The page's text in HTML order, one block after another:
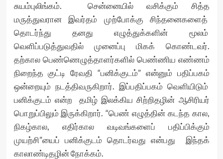
சுயம்புலிங்கம். சென்னையில் வசிக்கும் சித்த
மருத்துவரான இவர்தம் முற்போக்கு சிந்தனைகளைத்
தொடர்ந்து தனது எழுத்துக்களின் மூலம்
வெளிப்படுத்துவதில் முனைப்பு மிகக் கொண்டவர்.
தற்கால பெண்ணெழுத்தாளர்களில் பெண்ணிய எண்ணம்
நிறைந்த குட்டி ரேவதி “பனிக்குடம்” என்னும் பதிப்பகம்
ஒன்றையும் நடத்திவருகிறார். இப்பதிப்பகம் வெளியிடும்
பனிக்குடம் என்ற தமிழ் இலக்கிய சிற்றிதழின் ஆசிரியர்
பொறுப்பிலும் இருக்கிறார். “பெண் எழுத்தின் கடந்த கால,
நிகழ்கால, எதிர்கால வடிவங்களைப் பதிப்பிக்கும்
முயற்சி”யைப் பனிக்குடம் தொடர்வது என்பது இந்தக்
காலாண்டிதழின் நோக்கம்.